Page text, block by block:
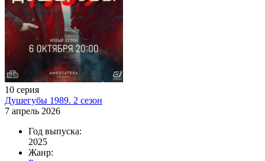
10 серия
Душегубы 1989. 2 сезон
7 апрель 2026
Год выпуска:
2025
Жанр: